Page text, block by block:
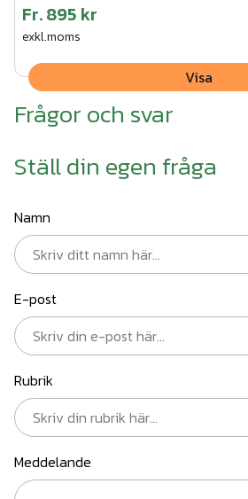
Fr.895 kr
exkl.moms
Visa
Frågor och svar
Ställ din egen fråga
Namn
E-post
Rubrik
Meddelande